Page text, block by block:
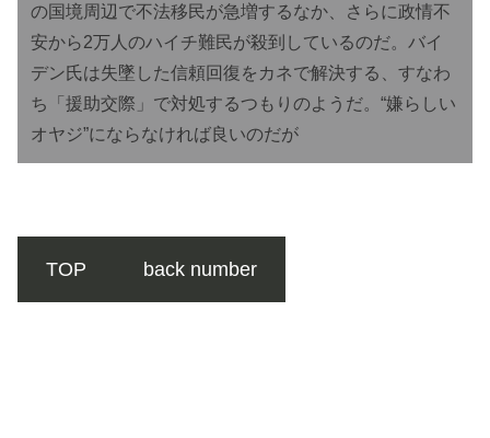
の国境周辺で不法移民が急増するなか、さらに政情不
安から2万人のハイチ難民が殺到しているのだ。バイ
デン氏は失墜した信頼回復をカネで解決する、すなわ
ち「援助交際」で対処するつもりのようだ。“嫌らしい
オヤジ”にならなければ良いのだが
TOP back number